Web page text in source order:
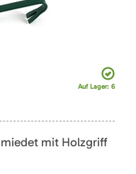
Auf Lager: 6
mit Holzgriff